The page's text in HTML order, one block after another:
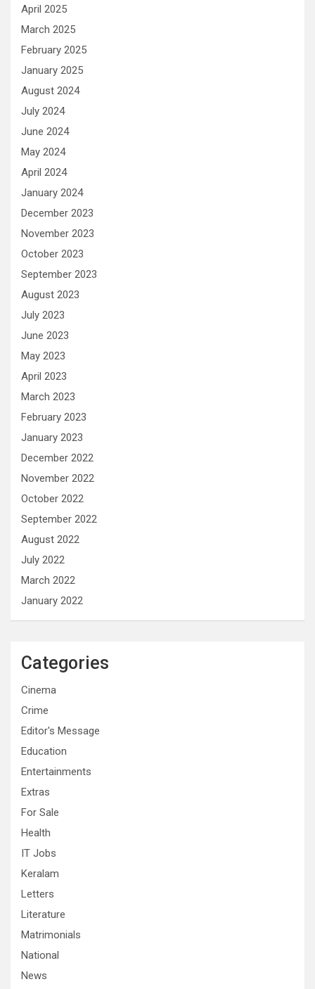
April 2025
March 2025
February 2025
January 2025
August 2024
July 2024
June 2024
May 2024
April 2024
January 2024
December 2023
November 2023
October 2023
September 2023
August 2023
July 2023
June 2023
May 2023
April 2023
March 2023
February 2023
January 2023
December 2022
November 2022
October 2022
September 2022
August 2022
July 2022
March 2022
January 2022
Categories
Cinema
Crime
Editor's Message
Education
Entertainments
Extras
For Sale
Health
IT Jobs
Keralam
Letters
Literature
Matrimonials
National
News